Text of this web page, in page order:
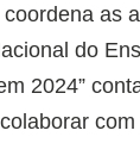
as
do
2024”